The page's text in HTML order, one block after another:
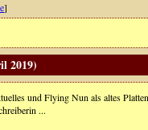
]
2019)
und Flying Nun als altes
...